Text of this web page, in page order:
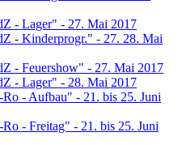
- Lager" - 27. Mai 2017
- Kinderprogr." - 27. 28. Mai
- Feuershow" - 27. Mai 2017
- Lager" - 28. Mai 2017
- Aufbau" - 21. bis 25. Juni
- Freitag" - 21. bis 25. Juni